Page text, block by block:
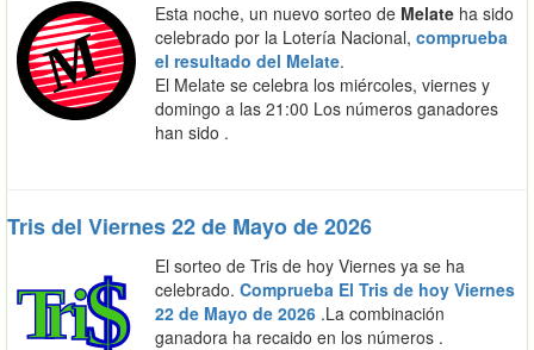
Esta noche, un nuevo sorteo de Melate ha sido
celebrado por la Lotería Nacional, comprueba
el resultado del Melate.
El Melate se celebra los miércoles, viernes y
domingo a las 21:00 Los números ganadores
han sido .
Tris del Viernes 22 de Mayo de 2026
El sorteo de Tris de hoy Viernes ya se ha
celebrado. Comprueba El Tris de hoy Viernes
22 de Mayo de 2026 .La combinación
ganadora ha recaido en los números .